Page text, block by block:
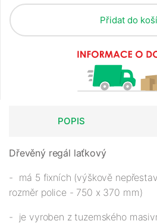
Přidat do
POPIS
Dřevěný regál laťkový
- má 5 fixních (výškově
rozměr police - 750 x 370 mm)
- je vyroben z tuzemského